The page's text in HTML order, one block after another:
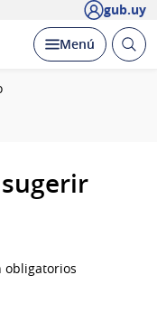
gub.uy
Desplegar
Menú Abrir
obligatorios